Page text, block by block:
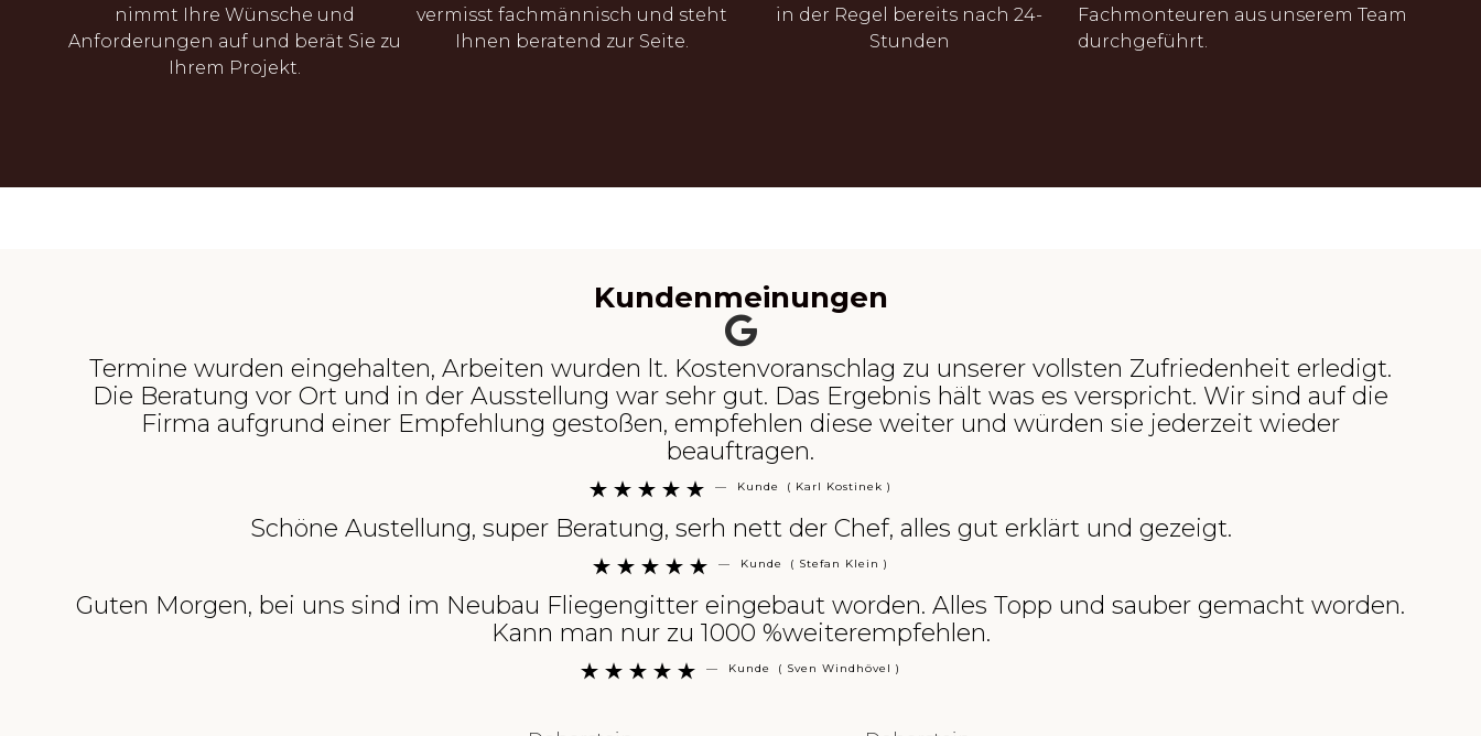
nimmt Ihre Wünsche und
Anforderungen auf und berät Sie zu
Ihrem Projekt.
vermisst fachmännisch und steht
Ihnen beratend zur Seite.
in der Regel bereits nach 24-
Stunden
Fachmonteuren aus unserem Team
durchgeführt.
Kundenmeinungen
Termine wurden eingehalten, Arbeiten wurden lt. Kostenvoranschlag zu unserer vollsten Zufriedenheit erledigt.
Die Beratung vor Ort und in der Ausstellung war sehr gut. Das Ergebnis hält was es verspricht. Wir sind auf die
Firma aufgrund einer Empfehlung gestoßen, empfehlen diese weiter und würden sie jederzeit wieder
beauftragen.
     — Kunde ( Karl Kostinek )
Schöne Austellung, super Beratung, serh nett der Chef, alles gut erklärt und gezeigt.
     — Kunde ( Stefan Klein )
Guten Morgen, bei uns sind im Neubau Fliegengitter eingebaut worden. Alles Topp und sauber gemacht worden.
Kann man nur zu 1000 %weiterempfehlen.
     — Kunde ( Sven Windhövel )